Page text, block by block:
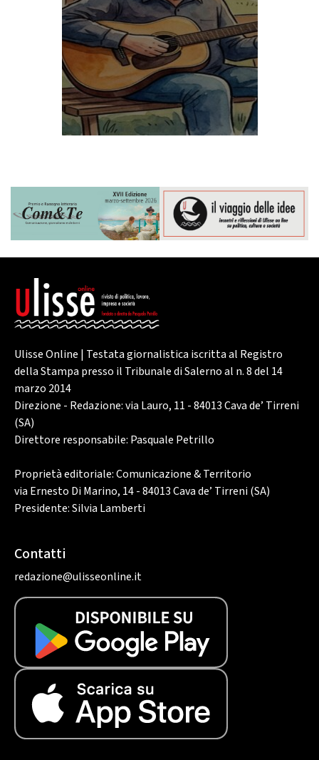
Ulisse Online | Testata giornalistica iscritta al Registro
della Stampa presso il Tribunale di Salerno al n. 8 del 14
marzo 2014
Direzione - Redazione: via Lauro, 11 - 84013 Cava de’ Tirreni
(SA)
Direttore responsabile: Pasquale Petrillo
Proprietà editoriale: Comunicazione & Territorio
via Ernesto Di Marino, 14 - 84013 Cava de’ Tirreni (SA)
Presidente: Silvia Lamberti
Contatti
redazione@ulisseonline.it